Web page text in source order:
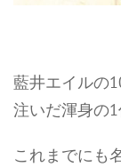
藍井エイルの
注いだ渾身の1
これまでにも